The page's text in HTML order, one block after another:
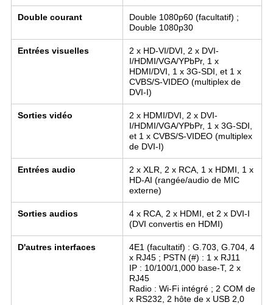
Double courant
Double 1080p60 (facultatif) ;
Double 1080p30
Entrées visuelles
2 x HD-VI/DVI, 2 x DVI-
I/HDMI/VGA/YPbPr, 1 x
HDMI/DVI, 1 x 3G-SDI, et 1 x
CVBS/S-VIDEO (multiplex de
DVI-I)
Sorties vidéo
2 x HDMI/DVI, 2 x DVI-
I/HDMI/VGA/YPbPr, 1 x 3G-SDI,
et 1 x CVBS/S-VIDEO (multiplex
de DVI-I)
Entrées audio
2 x XLR, 2 x RCA, 1 x HDMI, 1 x
HD-AI (rangée/audio de MIC
externe)
Sorties audios
4 x RCA, 2 x HDMI, et 2 x DVI-I
(DVI convertis en HDMI)
D'autres interfaces
4E1 (facultatif) : G.703, G.704, 4
x RJ45 ; PSTN (#) : 1 x RJ11
IP : 10/100/1,000 base-T, 2 x
RJ45
Radio : Wi-Fi intégré ; 2 COM de
x RS232, 2 hôte de x USB 2,0